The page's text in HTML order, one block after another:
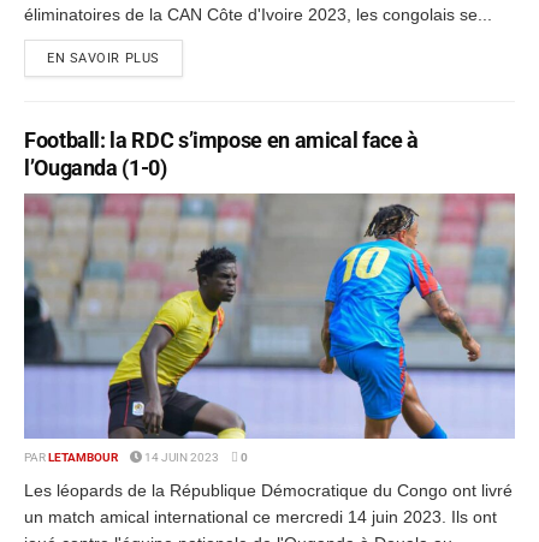
éliminatoires de la CAN Côte d'Ivoire 2023, les congolais se...
EN SAVOIR PLUS
Football: la RDC s’impose en amical face à
l’Ouganda (1-0)
PAR LETAMBOUR 14 JUIN 2023 0
Les léopards de la République Démocratique du Congo ont livré
un match amical international ce mercredi 14 juin 2023. Ils ont